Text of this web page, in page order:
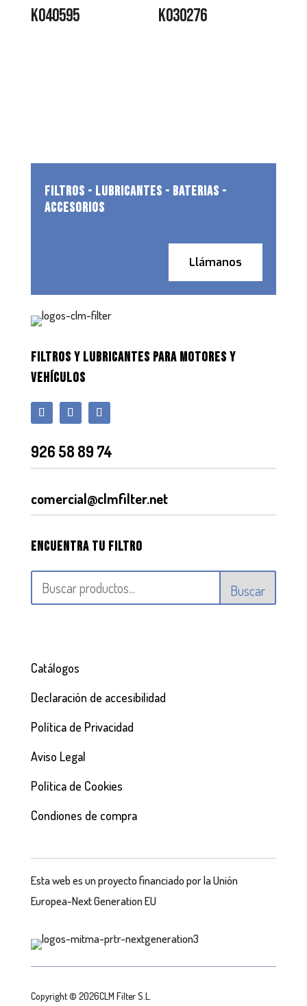
K040595 K030276
FILTROS - LUBRICANTES - BATERIAS -
ACCESORIOS
Llámanos
FILTROS Y LUBRICANTES PARA MOTORES Y
VEHÍCULOS
926 58 89 74
comercial@clmfilter.net
Encuentra tu filtro
Buscar
Catálogos
Declaración de accesibilidad
Política de Privacidad
Aviso Legal
Política de Cookies
Condiones de compra
Esta web es un proyecto financiado por la Unión
Europea-Next Generation EU
Copyright © 2026CLM Filter S.L.